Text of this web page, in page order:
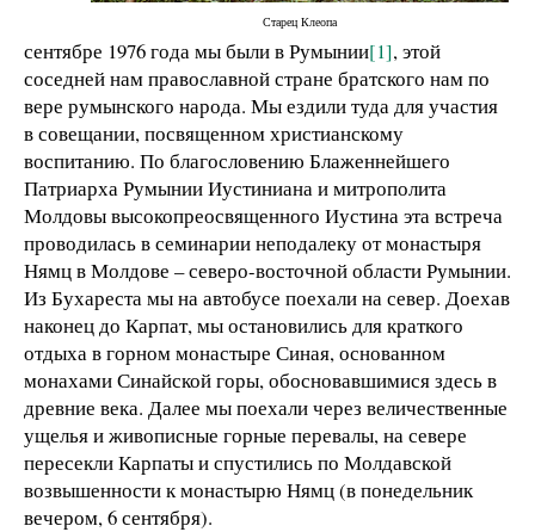
Старец Клеопа
сентябре 1976 года мы были в Румынии[1], этой
соседней нам православной стране братского нам по
вере румынского народа. Мы ездили туда для участия
в совещании, посвященном христианскому
воспитанию. По благословению Блаженнейшего
Патриарха Румынии Иустиниана и митрополита
Молдовы высокопреосвященного Иустина эта встреча
проводилась в семинарии неподалеку от монастыря
Нямц в Молдове – северо-восточной области Румынии.
Из Бухареста мы на автобусе поехали на север. Доехав
наконец до Карпат, мы остановились для краткого
отдыха в горном монастыре Синая, основанном
монахами Синайской горы, обосновавшимися здесь в
древние века. Далее мы поехали через величественные
ущелья и живописные горные перевалы, на севере
пересекли Карпаты и спустились по Молдавской
возвышенности к монастырю Нямц (в понедельник
вечером, 6 сентября).